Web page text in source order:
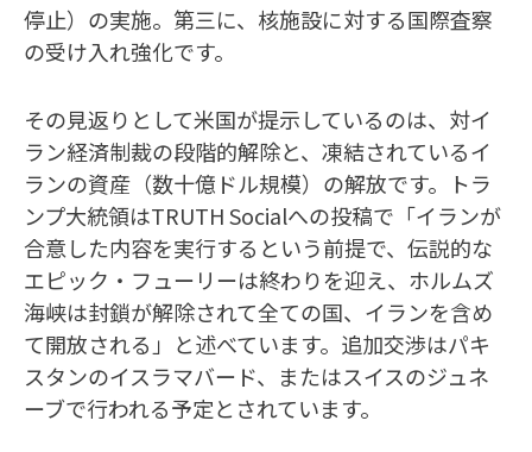
停止）の実施。第三に、核施設に対する国際査察
の受け入れ強化です。
その見返りとして米国が提示しているのは、対イ
ラン経済制裁の段階的解除と、凍結されているイ
ランの資産（数十億ドル規模）の解放です。トラ
ンプ大統領はTRUTH Socialへの投稿で「イランが
合意した内容を実行するという前提で、伝説的な
エピック・フューリーは終わりを迎え、ホルムズ
海峡は封鎖が解除されて全ての国、イランを含め
て開放される」と述べています。追加交渉はパキ
スタンのイスラマバード、またはスイスのジュネ
ーブで行われる予定とされています。